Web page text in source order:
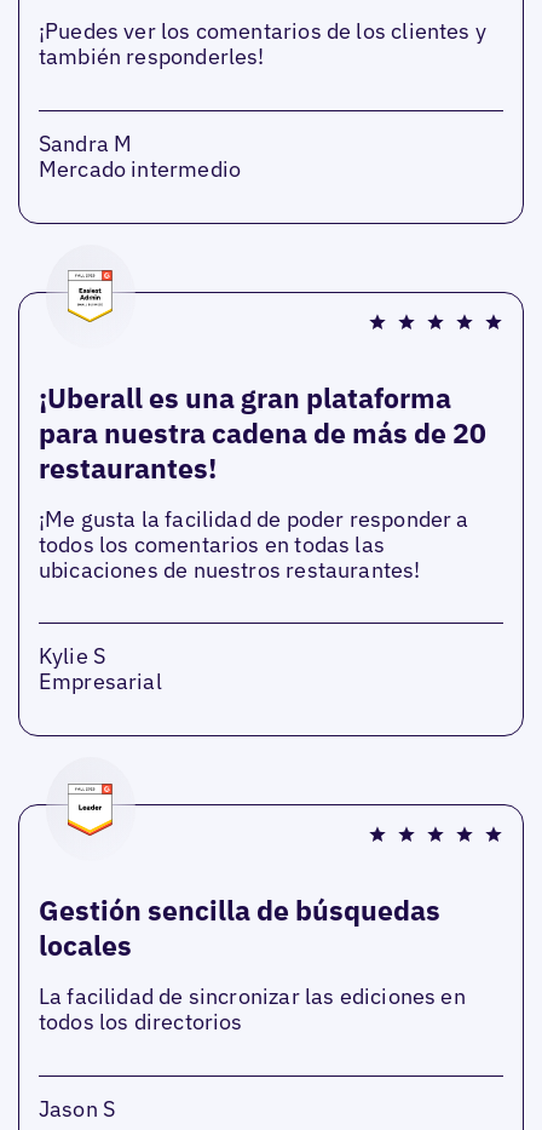
¡Puedes ver los comentarios de los clientes y
también responderles!
Sandra M
Mercado intermedio
¡Uberall es una gran plataforma
para nuestra cadena de más de 20
restaurantes!
¡Me gusta la facilidad de poder responder a
todos los comentarios en todas las
ubicaciones de nuestros restaurantes!
Kylie S
Empresarial
Gestión sencilla de búsquedas
locales
La facilidad de sincronizar las ediciones en
todos los directorios
Jason S